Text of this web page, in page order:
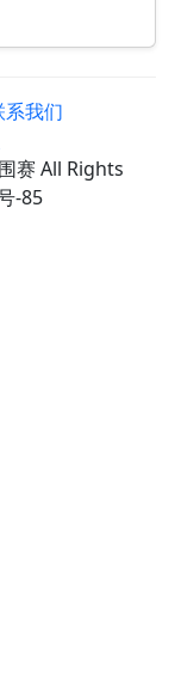
系我们
赛 All Rights
-85